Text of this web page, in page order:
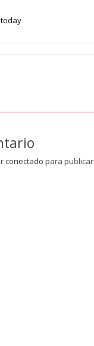
conectado para